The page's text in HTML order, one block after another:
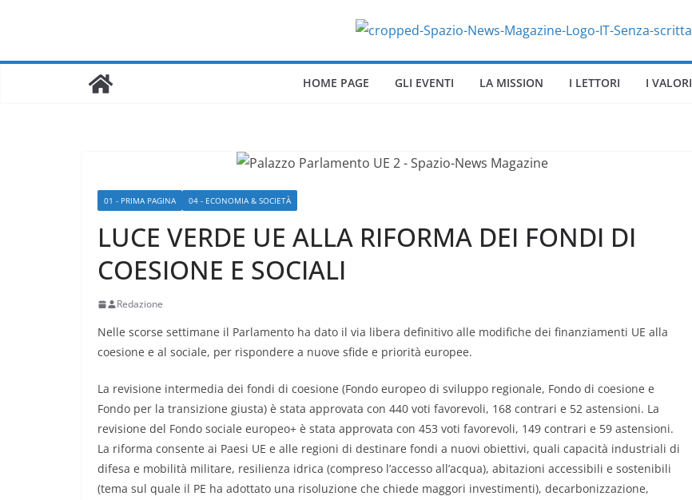
HOME PAGE GLI EVENTI LA MISSION I LETTORI I VALORI
01 - PRIMA PAGINA 04 - ECONOMIA & SOCIETÀ
LUCE VERDE UE ALLA RIFORMA DEI FONDI DI
COESIONE E SOCIALI
Redazione
Nelle scorse settimane il Parlamento ha dato il via libera definitivo alle modifiche dei finanziamenti UE alla
coesione e al sociale, per rispondere a nuove sfide e priorità europee.
La revisione intermedia dei fondi di coesione (Fondo europeo di sviluppo regionale, Fondo di coesione e
Fondo per la transizione giusta) è stata approvata con 440 voti favorevoli, 168 contrari e 52 astensioni. La
revisione del Fondo sociale europeo+ è stata approvata con 453 voti favorevoli, 149 contrari e 59 astensioni.
La riforma consente ai Paesi UE e alle regioni di destinare fondi a nuovi obiettivi, quali capacità industriali di
difesa e mobilità militare, resilienza idrica (compreso l’accesso all’acqua), abitazioni accessibili e sostenibili
(tema sul quale il PE ha adottato una risoluzione che chiede maggori investimenti), decarbonizzazione,